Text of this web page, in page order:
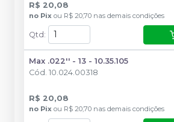
R$ 20,08
no Pix ou R$ 20,70 nas demais condições
Qtd :
Max .022'' - 13 - 10.35.105
Cód. 10.024.00318
R$ 20,08
no Pix ou R$ 20,70 nas demais condições